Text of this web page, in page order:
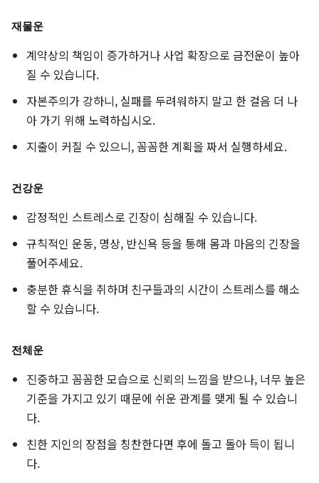
재물운
계약상의 책임이 증가하거나 사업 확장으로 금전운이 높아
질 수 있습니다.
자본주의가 강하니, 실패를 두려워하지 말고 한 걸음 더 나
아 가기 위해 노력하십시오.
지출이 커질 수 있으니, 꼼꼼한 계획을 짜서 실행하세요.
건강운
감정적인 스트레스로 긴장이 심해질 수 있습니다.
규칙적인 운동, 명상, 반신욕 등을 통해 몸과 마음의 긴장을
풀어주세요.
충분한 휴식을 취하며 친구들과의 시간이 스트레스를 해소
할 수 있습니다.
전체운
진중하고 꼼꼼한 모습으로 신뢰의 느낌을 받으나, 너무 높은
기준을 가지고 있기 때문에 쉬운 관계를 맺게 될 수 있습니
다.
친한 지인의 장점을 칭찬한다면 후에 돌고 돌아 득이 됩니
다.